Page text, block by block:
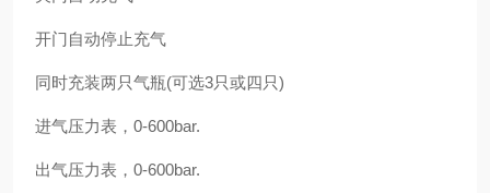
开门自动停止充气
同时充装两只气瓶(可选3只或四只)
进气压力表，0-600bar.
出气压力表，0-600bar.